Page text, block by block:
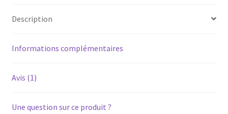
lecture
pour
tourne-
Description
Informations complémentaires
Avis (1)
Une question sur ce produit ?